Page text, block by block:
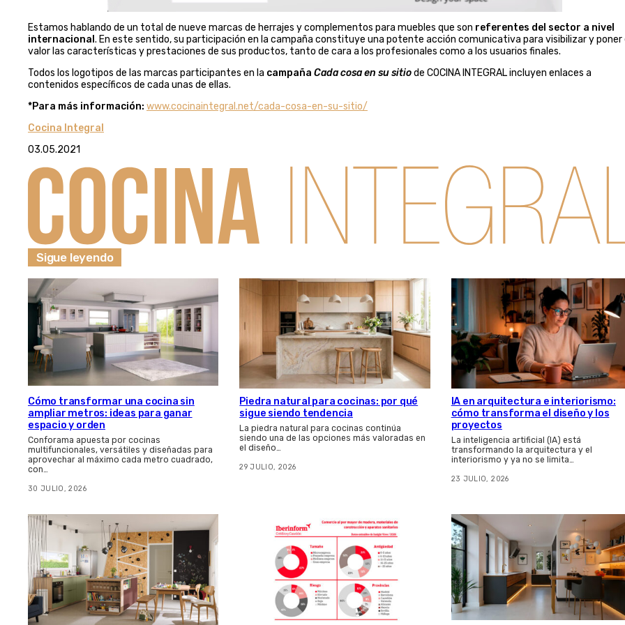
Estamos hablando de un total de nueve marcas de herrajes y complementos para muebles que son referentes del sector a nivel
internacional . En este sentido, su participación en la campaña constituye una potente acción comunicativa para visibilizar y poner
valor las características y prestaciones de sus productos, tanto de cara a los profesionales como a los usuarios finales.
Todos los logotipos de las marcas participantes en la campaña Cada cosa en su sitiode COCINA INTEGRAL incluyen enlaces a
contenidos específicos de cada unas de ellas.
*Para más información: www.cocinaintegral.net/cada-cosa-en-su-sitio/
Cocina Integral
03.05.2021
Sigue leyendo
Cómo transformar una cocina sin
ampliar metros: ideas para ganar
espacio y orden
Conforama apuesta por cocinas
multifuncionales, versátiles y diseñadas para
aprovechar al máximo cada metro cuadrado,
con…
30 JULIO, 2026
Piedra natural para cocinas: por qué
sigue siendo tendencia
La piedra natural para cocinas continúa
siendo una de las opciones más valoradas en
el diseño…
29 JULIO, 2026
IA en arquitectura e interiorismo:
cómo transforma el diseño y los
proyectos
La inteligencia artificial (IA) está
transformando la arquitectura y el
interiorismo y ya no se limita…
23 JULIO, 2026